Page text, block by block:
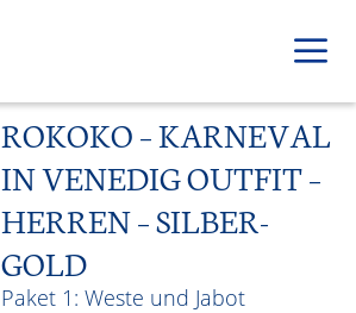
Menu
ROKOKO – KARNEVAL
IN VENEDIG OUTFIT –
HERREN – SILBER-
GOLD
Weste und Jabot